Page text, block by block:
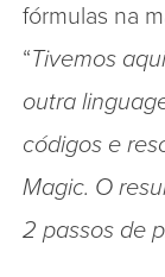
fórmulas na
“Tivemos
outra
códigos e
Magic. O
2 passos de